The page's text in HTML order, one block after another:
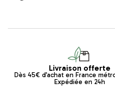
Livraison offerte
Dès 45€ d’achat en France
Expédiée en 24h